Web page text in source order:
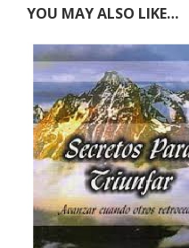
YOU MAY ALSO LIKE…